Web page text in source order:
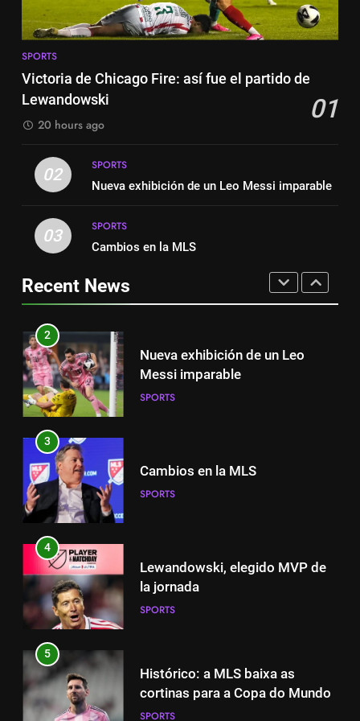
8
espanhola
el partido de Lewandowski
2
Nueva exhibición de un Leo
3
Cambios en la MLS
4
Lewandowski, elegido MVP de
5
Histórico: a MLS baixa as
cortinas para a Copa do Mundo
6
A lesão sofrida por Leo Messi já
SPORTS
Victoria de Chicago Fire: así fue el partido de
Lewandowski
01
20 hours ago
02
SPORTS
Nueva exhibición de un Leo Messi imparable
03
SPORTS
Cambios en la MLS
Recent News
7
Exibição: duas assistências de
Suárez
SPORTS
8
SPORTS
1
Victoria de Chicago Fire: así fue
el partido de Lewandowski
2
Nueva exhibición de un Leo
Messi imparable
SPORTS
3
Cambios en la MLS
SPORTS
4
Lewandowski, elegido MVP de
la jornada
SPORTS
5
Histórico: a MLS baixa as
cortinas para a Copa do Mundo
SPORTS